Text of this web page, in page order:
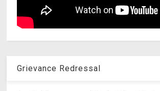
Grievance Redressal